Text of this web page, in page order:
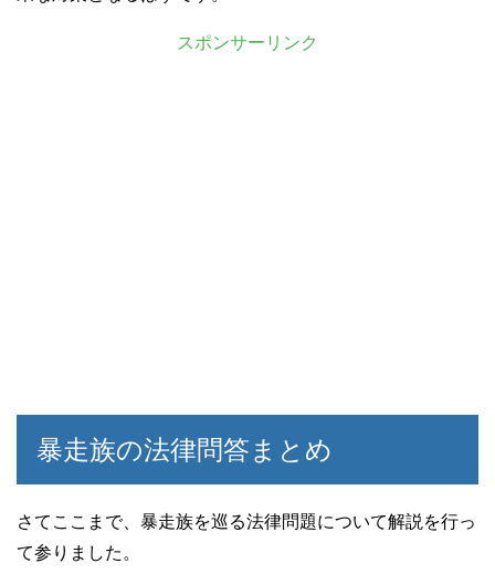
スポンサーリンク
暴走族の法律問答まとめ
さてここまで、暴走族を巡る法律問題について解説を行っ
て参りました。